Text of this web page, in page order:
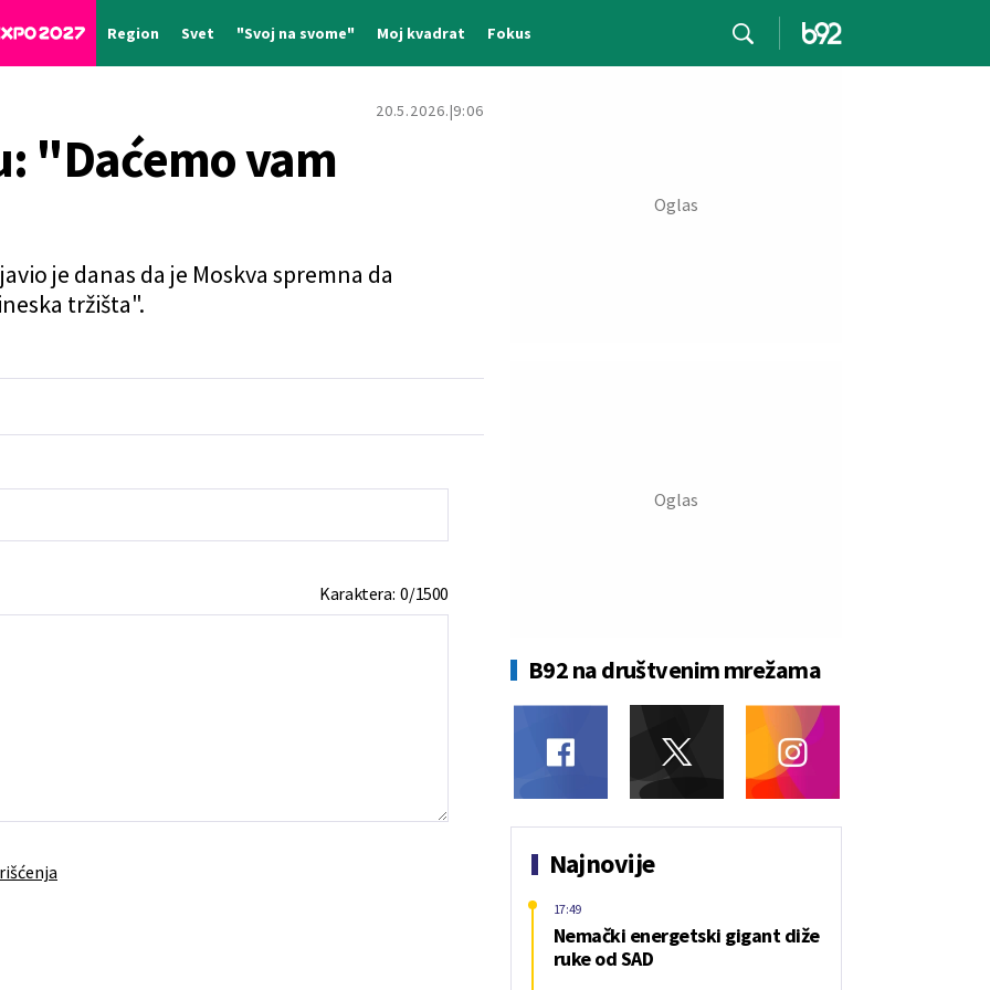
Region Svet "Svoj na svome" Moj kvadrat Fokus
20.5.2026. 9:06
"Daćemo vam
je danas da je Moskva spremna da
tržišta".
Karaktera:0/1500
B92 na društvenim mrežama
Najnovije
Nemački energetski gigant diže
ruke od SAD
17:49